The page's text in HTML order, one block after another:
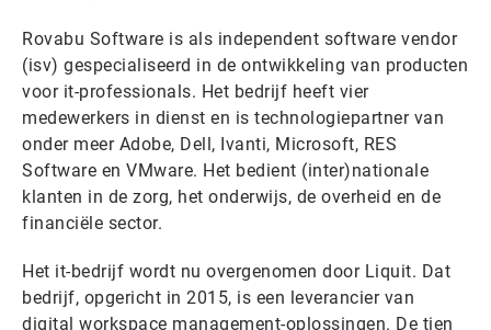
Rovabu Software is als independent software vendor
(isv) gespecialiseerd in de ontwikkeling van producten
voor it-professionals. Het bedrijf heeft vier
medewerkers in dienst en is technologiepartner van
onder meer Adobe, Dell, Ivanti, Microsoft, RES
Software en VMware. Het bedient (inter)nationale
klanten in de zorg, het onderwijs, de overheid en de
financiële sector.
Het it-bedrijf wordt nu overgenomen door Liquit. Dat
bedrijf, opgericht in 2015, is een leverancier van
digital workspace management-oplossingen. De tien